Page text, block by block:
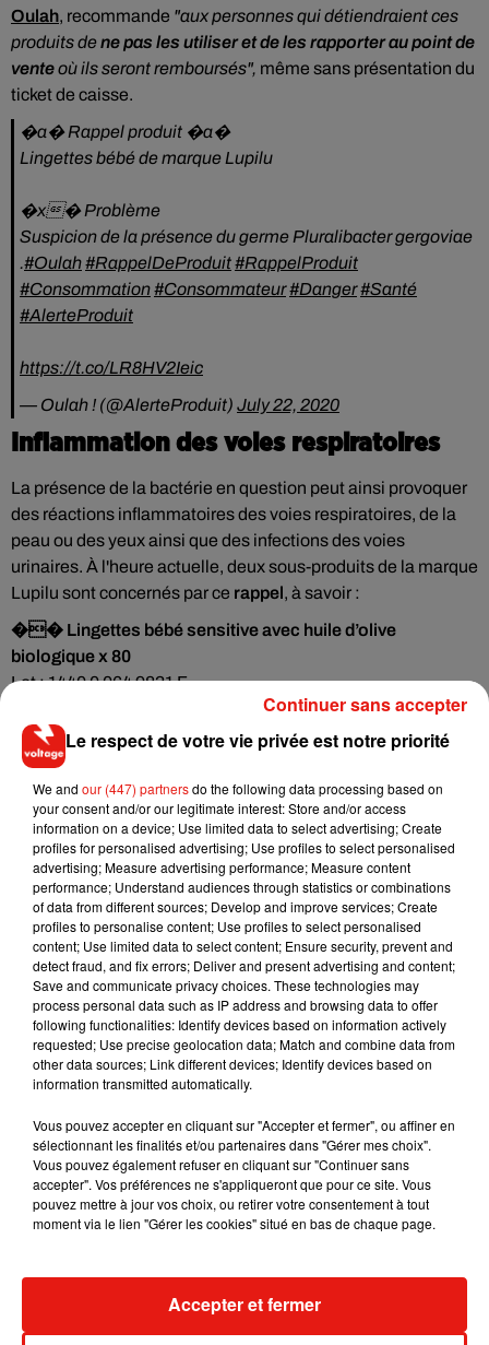
Oulah, recommande "aux personnes qui détiendraient ces
produits dene pas les utiliser et de les rapporter au point de
venteoù ils seront remboursés", même sans présentation du
ticket de caisse.
�a� Rappel produit �a�
Lingettes bébé de marque Lupilu
�x� Problème
Suspicion de la présence du germe Pluralibacter gergoviae
.#Oulah#RappelDeProduit#RappelProduit
#Consommation#Consommateur#Danger#Santé
#AlerteProduit
https://t.co/LR8HV2Ieic
— Oulah ! (@AlerteProduit) July 22, 2020
Inflammation des voies respiratoires
La présence de la bactérie en question peut ainsi provoquer
des réactions inflammatoires des voies respiratoires, de la
peau ou des yeux ainsi que des infections des voies
urinaires. À l'heure actuelle, deux sous-produits de la marque
Lupilu sont concernés par ce rappel, à savoir :
�� Lingettes bébé sensitive avec huile d’olive
biologique x 80
Lot : 1440 0 064 9831 F
Date de commercialisation : Du 07/04/2020 au 15/07/2020
�� Lingettes bébé comfort à l’extrait d’aloe vera x 80
Lot : 1904 0 064 9840 H
EAN : 4056489191674
Date de commercialisation : Du 07/04/2020 au 15/07/2020
En cas de symptômes, il est primordial de contacter un
médecin en le prévenant d'une éventuelle infection
parPluralibacter gergoviae.Lidl rappelle en outre le numéro
de son service consommateurs : le0 800 900 343 de 9h à
17h du lundi au samedi.
7 août 2026
RÜFÜS DU SOL annonce un nouvel
album après sa tournée mondiale
Le respect de votre vie privée est notre priorité
We and our (447) partnersdo the following data processing based on
your consent and/or our legitimate interest: Store and/or access
information on a device; Use limited data to select advertising; Create
profiles for personalised advertising; Use profiles to select personalised
advertising; Measure advertising performance; Measure content
performance; Understand audiences through statistics or combinations
of data from different sources; Develop and improve services; Create
profiles to personalise content; Use profiles to select personalised
content; Use limited data to select content; Ensure security, prevent and
detect fraud, and fix errors; Deliver and present advertising and content;
Save and communicate privacy choices. These technologies may
process personal data such as IP address and browsing data to offer
following functionalities: Identify devices based on information actively
requested; Use precise geolocation data; Match and combine data from
other data sources; Link different devices; Identify devices based on
information transmitted automatically.
Vous pouvez accepter en cliquant sur "Accepter et fermer", ou affiner en
sélectionnant les finalités et/ou partenaires dans "Gérer mes choix".
Vous pouvez également refuser en cliquant sur "Continuer sans
accepter". Vos préférences ne s'appliqueront que pour ce site. Vous
pouvez mettre à jour vos choix, ou retirer votre consentement à tout
moment via le lien "Gérer les cookies" situé en bas de chaque page.
Accepter et fermer
Continuer sans accepter